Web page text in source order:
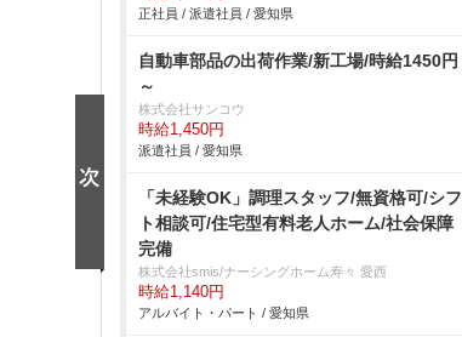
正社員 / 派遣社員 / 愛知県
自動車部品の出荷作業/新工場/時給1450円
～
株式会社サンコウ
時給1,450円
派遣社員 / 愛知県
「未経験OK」調理スタッフ/無資格可/シフ
ト相談可/住宅型有料老人ホーム/社会保障
完備
株式会社smis/ナーシングホーム寿々 愛西
時給1,140円
アルバイト・パート / 愛知県